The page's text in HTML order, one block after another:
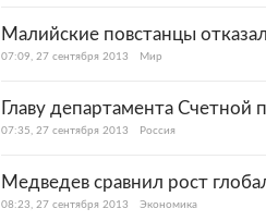
Малийские повстанцы
07:09, 27 сентября 2013 Мир
Главу департамента Счетной
07:35, 27 сентября 2013 Россия
Медведев сравнил рост
08:23, 27 сентября 2013 Экономика